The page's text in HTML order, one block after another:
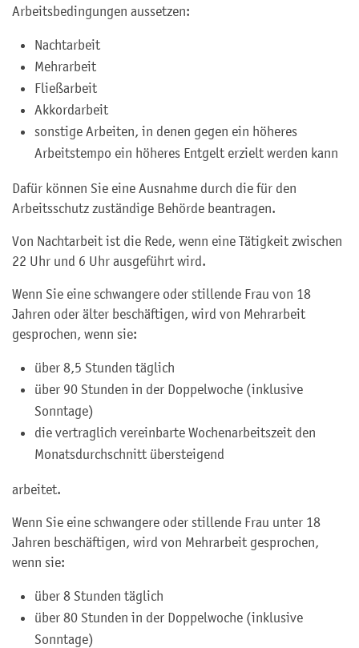
Arbeitsbedingungen aussetzen:
Nachtarbeit
Mehrarbeit
Fließarbeit
Akkordarbeit
sonstige Arbeiten, in denen gegen ein höheres
Arbeitstempo ein höheres Entgelt erzielt werden kann
Dafür können Sie eine Ausnahme durch die für den
Arbeitsschutz zuständige Behörde beantragen.
Von Nachtarbeit ist die Rede, wenn eine Tätigkeit zwischen
22 Uhr und 6 Uhr ausgeführt wird.
Wenn Sie eine schwangere oder stillende Frau von 18
Jahren oder älter beschäftigen, wird von Mehrarbeit
gesprochen, wenn sie:
über 8,5 Stunden täglich
über 90 Stunden in der Doppelwoche (inklusive
Sonntage)
die vertraglich vereinbarte Wochenarbeitszeit den
Monatsdurchschnitt übersteigend
arbeitet.
Wenn Sie eine schwangere oder stillende Frau unter 18
Jahren beschäftigen, wird von Mehrarbeit gesprochen,
wenn sie:
über 8 Stunden täglich
über 80 Stunden in der Doppelwoche (inklusive
Sonntage)